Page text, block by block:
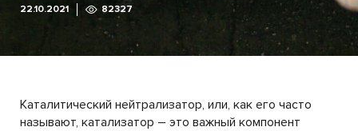
22.10.2021 82327
Каталитический нейтрализатор, или, как его часто
называют, катализатор – это важный компонент